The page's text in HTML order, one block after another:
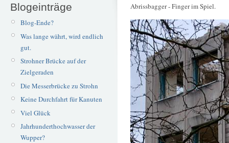
Blogeinträge
Blog-Ende?
Was lange währt, wird endlich
gut.
Strohner Brücke auf der
Zielgeraden
Die Messerbrücke zu Strohn
Keine Durchfahrt für Kanuten
Viel Glück
Jahrhunderthochwasser der
Wupper?
Abrissbagger - Finger im Spiel.